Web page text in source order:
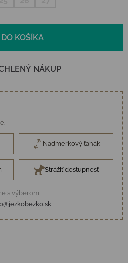
DO KOŠÍKA
NÁKUP
Nadmerkový ťahák
Strážiť dostupnosť
s výberom